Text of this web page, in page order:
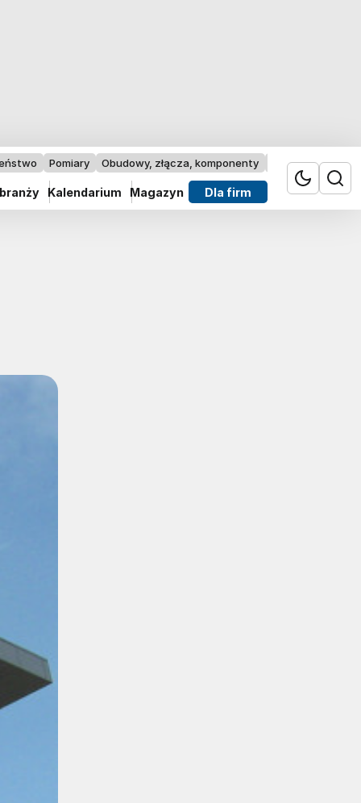
Pomiary Obudowy, złącza, komponenty Przemysł 4.0
Kalendarium Magazyn Dla firm